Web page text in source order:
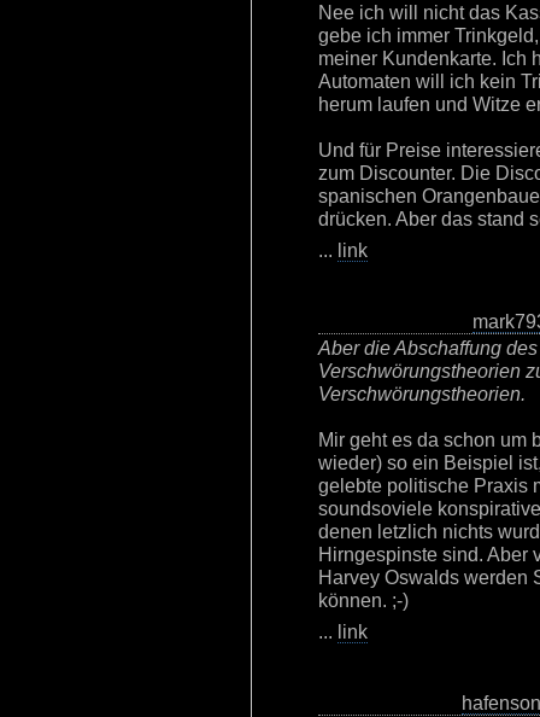
Nee ich will nicht das
gebe ich immer
meiner Kundenkarte. Ich
Automaten will ich kein
herum laufen und Witze
Und für Preise
zum Discounter. Die
spanischen
drücken. Aber das stand
... link
Aber die Abschaffung
Verschwörungstheorien
Verschwörungstheorien.
Mir geht es da schon um
wieder) so ein Beispiel
gelebte politische Praxis
soundsoviele
denen letzlich nichts
Hirngespinste sind. Aber
Harvey Oswalds werden
können. ;-)
... link